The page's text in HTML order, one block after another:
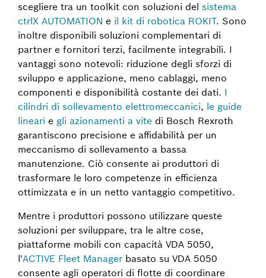
scegliere tra un toolkit con soluzioni del sistema
ctrlX AUTOMATION e il kit di robotica ROKIT. Sono
inoltre disponibili soluzioni complementari di
partner e fornitori terzi, facilmente integrabili. I
vantaggi sono notevoli: riduzione degli sforzi di
sviluppo e applicazione, meno cablaggi, meno
componenti e disponibilità costante dei dati. I
cilindri di sollevamento elettromeccanici, le guide
lineari e gli azionamenti a vite di Bosch Rexroth
garantiscono precisione e affidabilità per un
meccanismo di sollevamento a bassa
manutenzione. Ciò consente ai produttori di
trasformare le loro competenze in efficienza
ottimizzata e in un netto vantaggio competitivo.
Mentre i produttori possono utilizzare queste
soluzioni per sviluppare, tra le altre cose,
piattaforme mobili con capacità VDA 5050,
l'ACTIVE Fleet Managerbasato su VDA 5050
consente agli operatori di flotte di coordinare